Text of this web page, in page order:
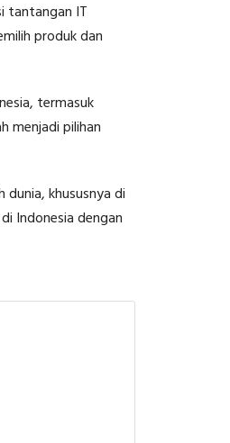
tantangan IT
produk dan
termasuk
menjadi pilihan
khususnya di
Indonesia dengan